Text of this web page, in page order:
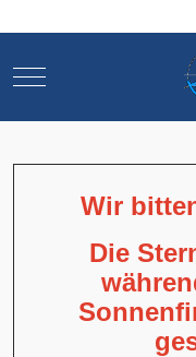
Mobile Menu Toggle
Wir
Die